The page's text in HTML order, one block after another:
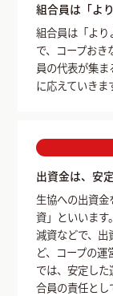
組合員は「よ
組合員は「よ
で、コープお
員の代表が集
に応えていきま
出資金は、安
生協への出資
資」といいます。
減資などで、出
ど、コープの
では、安定し
合員の責任とし